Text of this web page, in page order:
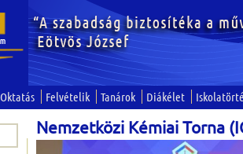
Oktatás Felvételik Tanárok Diákélet
Nemzetközi Kémiai Torna